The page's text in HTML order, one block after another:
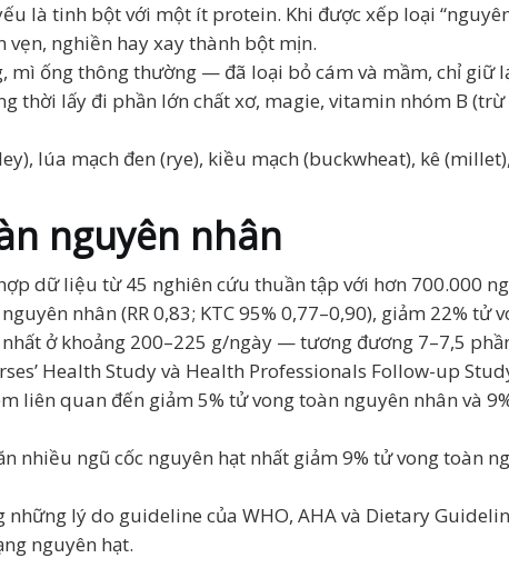
là tinh bột với một ít protein. Khi được xếp loại
nghiền hay xay thành bột mịn.
ống thông thường — đã loại bỏ cám và mầm, chỉ giữ
thời lấy đi phần lớn chất xơ, magie, vitamin nhóm B
lúa mạch đen (rye), kiều mạch (buckwheat), kê
nguyên nhân
dữ liệu từ 45 nghiên cứu thuần tập với hơn 700.000
nhân (RR 0,83; KTC 95% 0,77–0,90), giảm 22% tử
ở khoảng 200–225 g/ngày — tương đương 7–7,5
Health Study và Health Professionals Follow-up
liên quan đến giảm 5% tử vong toàn nguyên nhân và
nhiều ngũ cốc nguyên hạt nhất giảm 9% tử vong toàn
lý do guideline của WHO, AHA và Dietary
nguyên hạt.